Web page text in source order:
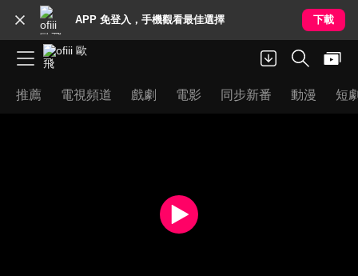
APP 免登入，手機觀看最佳選擇 下載
推薦 電視頻道 戲劇 電影 同步新番 動漫 短